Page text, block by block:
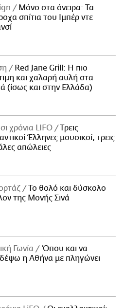
Μόνο στα όνειρα: Τα
σπίτια του Ιμπέρ ντε
Red Jane Grill: Η πιο
και χαλαρή αυλή στα
(ίσως και στην Ελλάδα)
χρόνια LIFO
Tρεις
Έλληνες μουσικοί, τρεις
απώλειες
Το θολό και δύσκολο
της Μονής Σινά
Γωνία
Όπου και να
η Αθήνα με πληγώνει